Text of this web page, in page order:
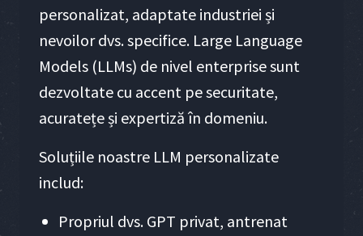
personalizat, adaptate industriei și
nevoilor dvs. specifice. Large Language
Models (LLMs) de nivel enterprise sunt
dezvoltate cu accent pe securitate,
acuratețe și expertiză în domeniu.
Soluțiile noastre LLM personalizate
includ:
Propriul dvs. GPT privat, antrenat